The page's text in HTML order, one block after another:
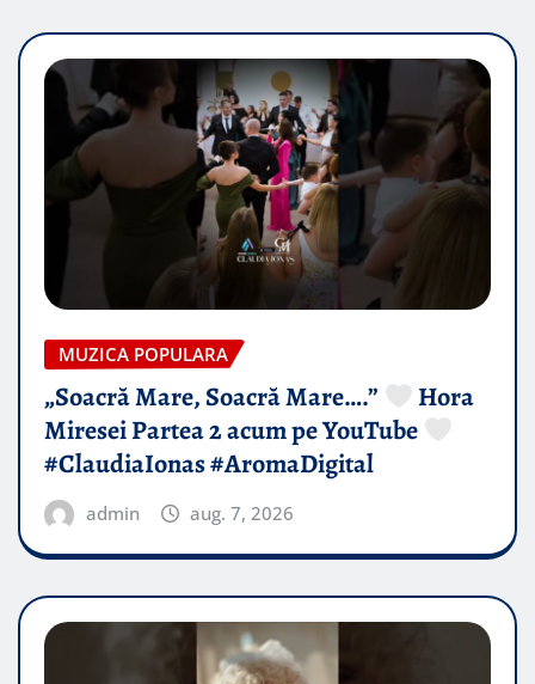
MUZICA POPULARA
„Soacră Mare, Soacră Mare….”
Hora
Miresei Partea 2 acum pe YouTube
#ClaudiaIonas #AromaDigital
admin aug. 7, 2026